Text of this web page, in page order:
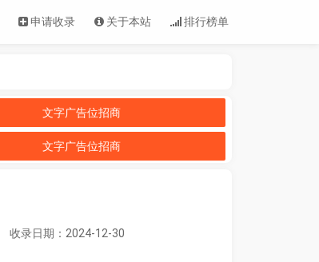
申请收录 关于本站 排行榜单
文字广告位招商
文字广告位招商
收录日期：2024-12-30